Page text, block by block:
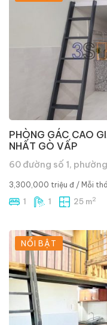
PHÒNG GÁC CAO
NHẤT GÒ VẤP
60 đường số 1,
3,300,000 triệu đ / Mỗi
1 1 25 m2
NỔI BẬT